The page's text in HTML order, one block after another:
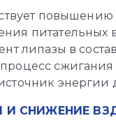
повышению
питательных
липазы в
энергии
СНИЖЕНИЕ